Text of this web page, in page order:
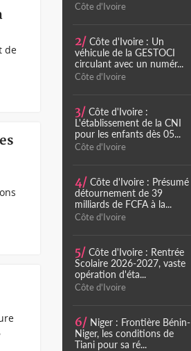
de
Côte d'Ivoire
2/ Côte d'Ivoire : Un
véhicule de la GESTOCI
circulant avec un numér...
Côte d'Ivoire
3/ Côte d'Ivoire :
L'établissement de la CNI
pour les enfants dès 05...
Côte d'Ivoire
4/ Côte d'Ivoire : Présumé
détournement de 39
milliards de FCFA à la...
Côte d'Ivoire
5/ Côte d'Ivoire : Rentrée
Scolaire 2026-2027, vaste
opération d'éta...
Côte d'Ivoire
6/ Niger : Frontière Bénin-
Niger, les conditions de
Tiani pour sa ré...